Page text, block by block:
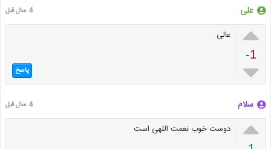
علی 4 سال قبل

-1

عالی
پاسخ
سلام 4 سال قبل
 دوست خوب نعمت اللهی است